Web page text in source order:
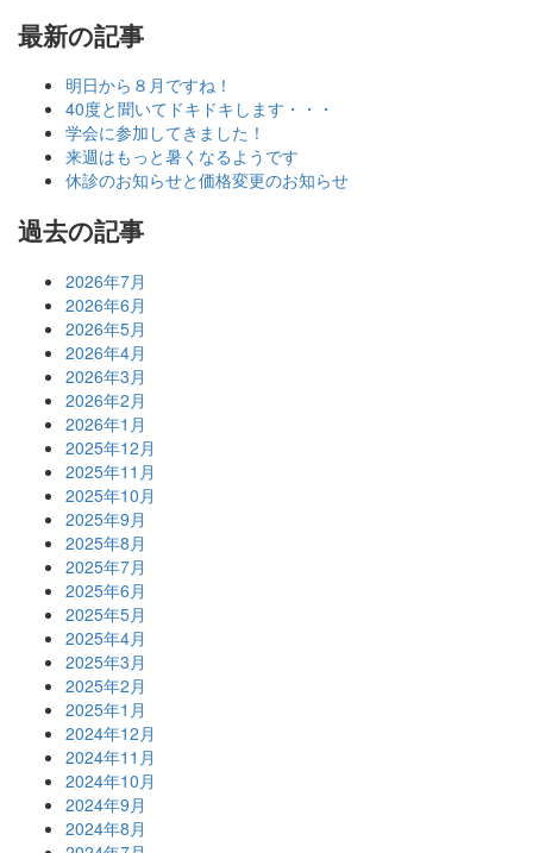
最新の記事
明日から８月ですね！
40度と聞いてドキドキします・・・
学会に参加してきました！
来週はもっと暑くなるようです
休診のお知らせと価格変更のお知らせ
過去の記事
2026年7月
2026年6月
2026年5月
2026年4月
2026年3月
2026年2月
2026年1月
2025年12月
2025年11月
2025年10月
2025年9月
2025年8月
2025年7月
2025年6月
2025年5月
2025年4月
2025年3月
2025年2月
2025年1月
2024年12月
2024年11月
2024年10月
2024年9月
2024年8月